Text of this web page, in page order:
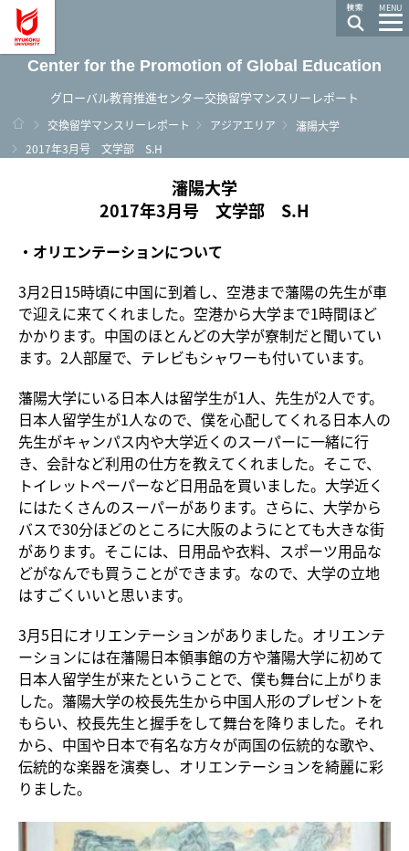
MENU
Center for the Promotion of Global Education
グローバル教育推進センター交換留学マンスリーレポート
ホーム
交換留学マンスリーレポート アジアエリア
瀋陽大学
2017年3月号 文学部 S.H
瀋陽大学
2017年3月号 文学部 S.H
・オリエンテーションについて
3月2日15時頃に中国に到着し、空港まで藩陽の先生が車
で迎えに来てくれました。空港から大学まで1時間ほど
かかります。中国のほとんどの大学が寮制だと聞いてい
ます。2人部屋で、テレビもシャワーも付いています。
藩陽大学にいる日本人は留学生が1人、先生が2人です。
日本人留学生が1人なので、僕を心配してくれる日本人の
先生がキャンパス内や大学近くのスーパーに一緒に行
き、会計など利用の仕方を教えてくれました。そこで、
トイレットペーパーなど日用品を買いました。大学近く
にはたくさんのスーパーがあります。さらに、大学から
バスで30分ほどのところに大阪のようにとても大きな街
があります。そこには、日用品や衣料、スポーツ用品な
どがなんでも買うことができます。なので、大学の立地
はすごくいいと思います。
3月5日にオリエンテーションがありました。オリエンテ
ーションには在藩陽日本領事館の方や藩陽大学に初めて
日本人留学生が来たということで、僕も舞台に上がりま
した。藩陽大学の校長先生から中国人形のプレゼントを
もらい、校長先生と握手をして舞台を降りました。それ
から、中国や日本で有名な方々が両国の伝統的な歌や、
伝統的な楽器を演奏し、オリエンテーションを綺麗に彩
りました。